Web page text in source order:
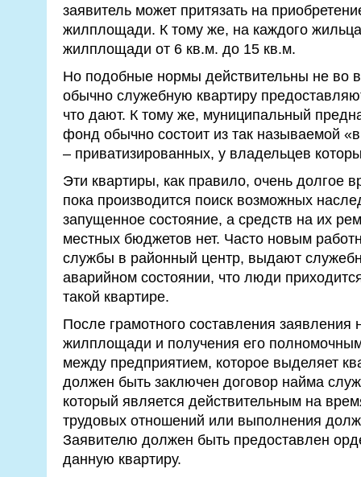
заявитель может притязать на
жилплощади. К тому же, на каждого
жилплощади от 6 кв.м. до 15 кв.м.
Но подобные нормы действительны не во
обычно служебную квартиру
что дают. К тому же, муниципальный
фонд обычно состоит из так называемой
– приватизированных, у владельцев
Эти квартиры, как правило, очень долгое
пока производится поиск возможных
запущенное состояние, а средств на их
местных бюджетов нет. Часто новым
службы в районный центр, выдают
аварийном состоянии, что люди
такой квартире.
После грамотного составления заявления
жилплощади и получения его
между предприятием, которое выделяет
должен быть заключен договор найма
который является действительным на
трудовых отношений или выполнения
Заявителю должен быть предоставлен
данную квартиру.